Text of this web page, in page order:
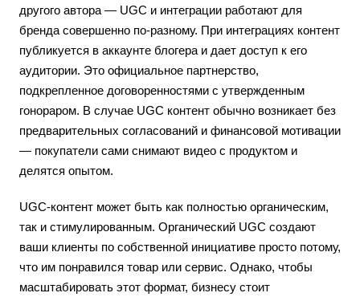
другого автора — UGC и интеграции работают для
бренда совершенно по-разному. При интеграциях контент
публикуется в аккаунте блогера и дает доступ к его
аудитории. Это официальное партнерство,
подкрепленное договоренностями с утвержденным
гонораром. В случае UGC контент обычно возникает без
предварительных согласований и финансовой мотивации
— покупатели сами снимают видео с продуктом и
делятся опытом.
UGC-контент может быть как полностью органическим,
так и стимулированным. Органический UGC создают
ваши клиенты по собственной инициативе просто потому,
что им понравился товар или сервис. Однако, чтобы
масштабировать этот формат, бизнесу стоит